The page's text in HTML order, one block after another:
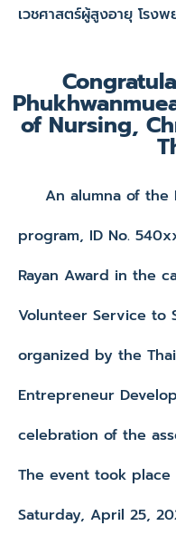
เวชศาสตร์ผู้สูงอายุ โรง
of Nursing,
An alumna of the
program, ID No.
Rayan Award in the
Volunteer Service to
organized by the
Entrepreneur
celebration of the
The event took
Saturday, April 25,